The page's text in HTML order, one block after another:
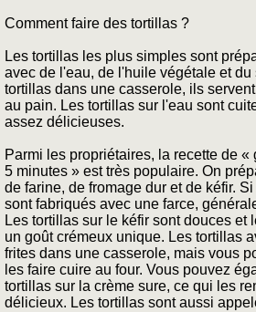
Comment faire des tortillas ?
Les tortillas les plus simples sont
avec de l'eau, de l'huile végétale et du
tortillas dans une casserole, ils
au pain. Les tortillas sur l'eau sont
assez délicieuses.
Parmi les propriétaires, la recette de «
5 minutes » est très populaire. On
de farine, de fromage dur et de kéfir.
sont fabriqués avec une farce,
Les tortillas sur le kéfir sont douces et
un goût crémeux unique. Les tortillas
frites dans une casserole, mais vous
les faire cuire au four. Vous pouvez
tortillas sur la crème sure, ce qui les
délicieux. Les tortillas sont aussi